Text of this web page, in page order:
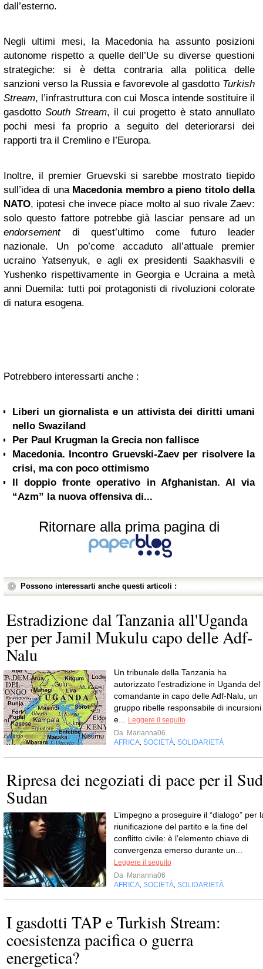
dall’esterno.
Negli ultimi mesi, la Macedonia ha assunto posizioni
autonome rispetto a quelle dell’Ue su diverse questioni
strategiche: si è detta contraria alla politica delle
sanzioni verso la Russia e favorevole al gasdotto Turkish
Stream, l’infrastruttura con cui Mosca intende sostituire il
gasdottoSouth Stream, il cui progetto è stato annullato
pochi mesi fa proprio a seguito del deteriorarsi dei
rapporti tra il Cremlino e l’Europa.
Inoltre, il premier Gruevski si sarebbe mostrato tiepido
sull’idea di una Macedonia membro a pieno titolo della
NATO, ipotesi che invece piace molto al suo rivale Zaev:
solo questo fattore potrebbe già lasciar pensare ad un
endorsementdi quest’ultimo come futuro leader
nazionale. Un po’come accaduto all’attuale premier
ucraino Yatsenyuk, e agli ex presidenti Saakhasvili e
Yushenko rispettivamente in Georgia e Ucraina a metà
anni Duemila: tutti poi protagonisti di rivoluzioni colorate
di natura esogena.
Potrebbero interessarti anche :
Liberi un giornalista e un attivista dei diritti umani
nello Swaziland
Per Paul Krugman la Grecia non fallisce
Macedonia. Incontro Gruevski-Zaev per risolvere la
crisi, ma con poco ottimismo
Il doppio fronte operativo in Afghanistan. Al via
“Azm” la nuova offensiva di...
Ritornare alla prima pagina di
Possono interessarti anche questi articoli :
Estradizione dal Tanzania all'Uganda
per per Jamil Mukulu capo delle Adf-
Nalu
Un tribunale della Tanzania ha
autorizzato l’estradizione in Uganda del
comandante in capo delle Adf-Nalu, un
gruppo ribelle responsabile di incursioni
e...
Leggere il seguito
Da Marianna06
AFRICA SOCIETÀ SOLIDARIETÀ
Ripresa dei negoziati di pace per il Sud
Sudan
L’impegno a proseguire il “dialogo” per
riunificazione del partito e la fine del
conflitto civile: è l’elemento chiave di
convergenza emerso durante un...
Leggere il seguito
Da Marianna06
AFRICA SOCIETÀ SOLIDARIETÀ
I gasdotti TAP e Turkish Stream:
coesistenza pacifica o guerra
energetica?